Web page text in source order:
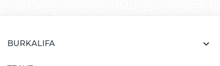
BURKALIFA 